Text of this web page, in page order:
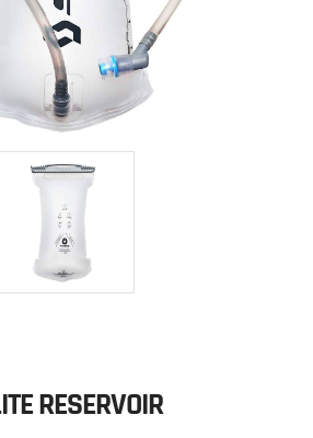
RESERVOIR